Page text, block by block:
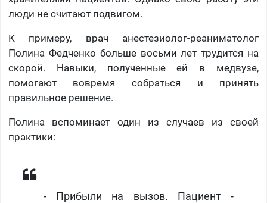
люди не считают подвигом.
К примеру, врач анестезиолог-реаниматолог
Полина Федченко больше восьми лет трудится на
скорой. Навыки, полученные ей в медвузе,
помогают вовремя собраться и принять
правильное решение.
Полина вспоминает один из случаев из своей
практики:
- Прибыли на вызов. Пациент -